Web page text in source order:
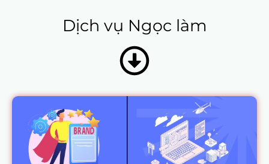
Dịch vụ Ngọc làm